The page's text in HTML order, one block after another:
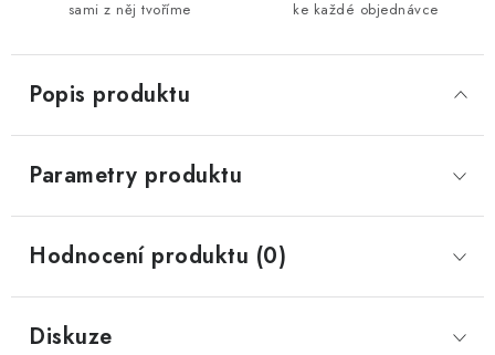
sami z něj tvoříme ke každé objednávce
Popis produktu
Parametry produktu
Hodnocení produktu (0)
Diskuze